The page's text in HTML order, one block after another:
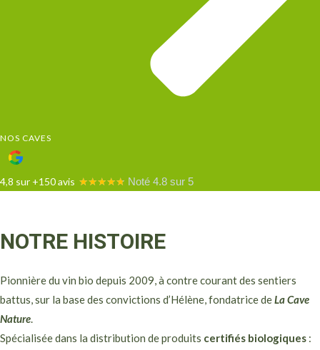
NOS CAVES
4,8 sur +150 avis ★★★★★ Noté 4.8 sur 5
NOTRE HISTOIRE
Pionnière du vin bio depuis 2009, à contre courant des sentiers
battus, sur la base des convictions d’Hélène, fondatrice deLa Cave
Nature.
Spécialisée dans la distribution de produits certifiés biologiques :